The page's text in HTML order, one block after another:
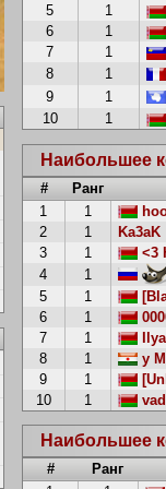
5
1
6
1
7
1
8
1
9
1
10
1
Наибольшее
#
Ранг
1
1
2
1
Ka3aK
3
1
<3
4
1
5
1
6
1
7
1
8
1
y
9
1
10
1
Наибольшее
#
Ранг